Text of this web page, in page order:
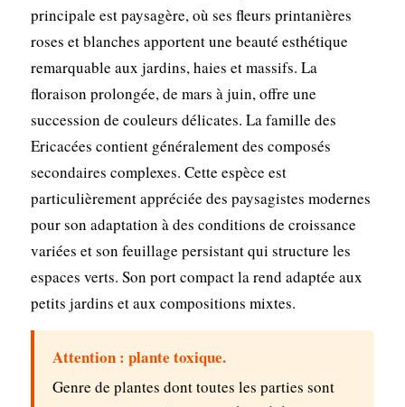
principale est paysagère, où ses fleurs printanières
roses et blanches apportent une beauté esthétique
remarquable aux jardins, haies et massifs. La
floraison prolongée, de mars à juin, offre une
succession de couleurs délicates. La famille des
Ericacées contient généralement des composés
secondaires complexes. Cette espèce est
particulièrement appréciée des paysagistes modernes
pour son adaptation à des conditions de croissance
variées et son feuillage persistant qui structure les
espaces verts. Son port compact la rend adaptée aux
petits jardins et aux compositions mixtes.
Attention : plante toxique.
Genre de plantes dont toutes les parties sont